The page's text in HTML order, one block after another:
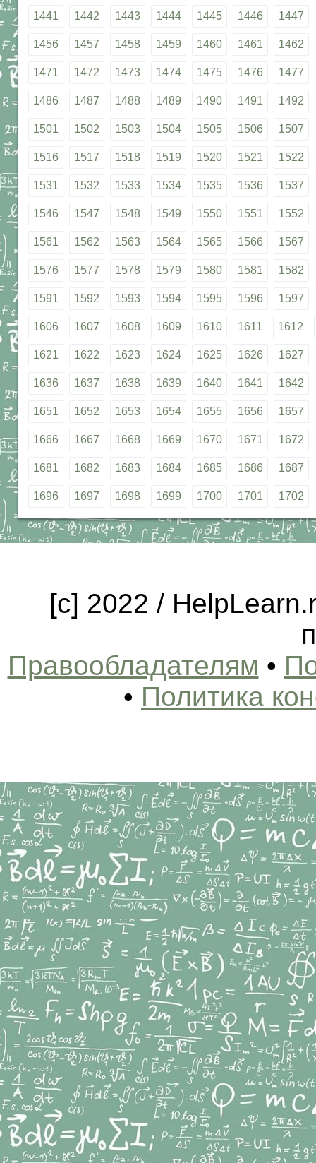
1441 1442 1443 1444 1445 1446 1447
1456 1457 1458 1459 1460 1461 1462
1471 1472 1473 1474 1475 1476 1477
1486 1487 1488 1489 1490 1491 1492
1501 1502 1503 1504 1505 1506 1507
1516 1517 1518 1519 1520 1521 1522
1531 1532 1533 1534 1535 1536 1537
1546 1547 1548 1549 1550 1551 1552
1561 1562 1563 1564 1565 1566 1567
1576 1577 1578 1579 1580 1581 1582
1591 1592 1593 1594 1595 1596 1597
1606 1607 1608 1609 1610 1611 1612
1621 1622 1623 1624 1625 1626 1627
1636 1637 1638 1639 1640 1641 1642
1651 1652 1653 1654 1655 1656 1657
1666 1667 1668 1669 1670 1671 1672
1681 1682 1683 1684 1685 1686 1687
1696 1697 1698 1699 1700 1701 1702
[c] 2022 /
Правообладателям •
• Политика